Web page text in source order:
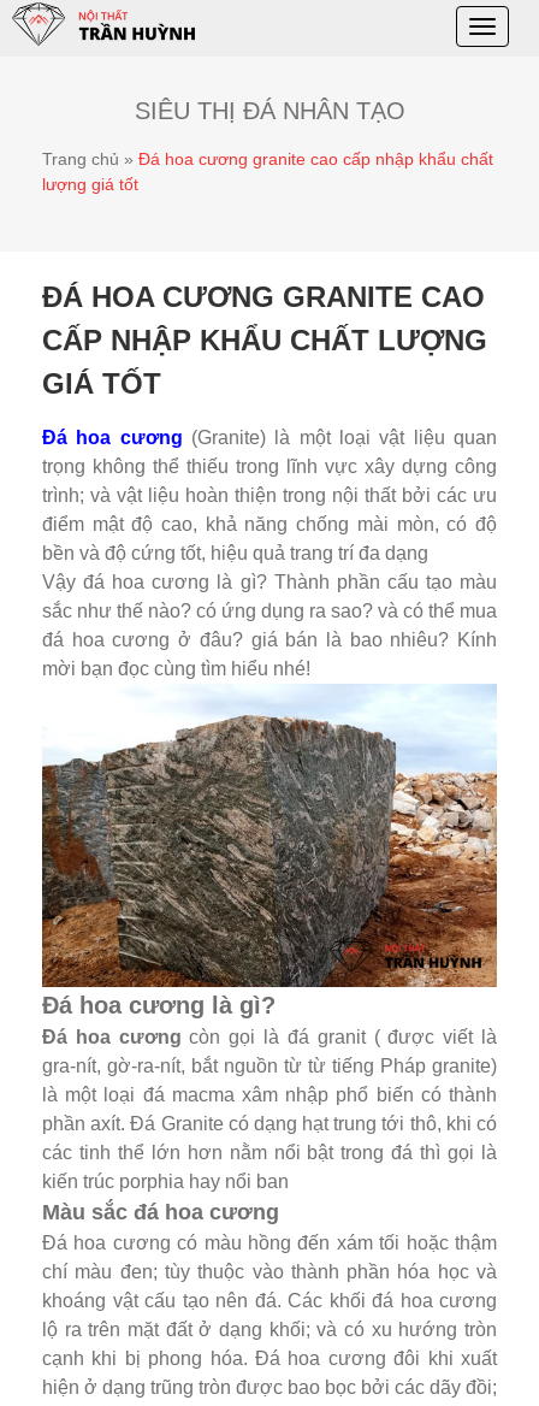
Toggle
SIÊU THỊ ĐÁ NHÂN TẠO
Trang chủ » Đá hoa cương granite cao cấp nhập khẩu chất
lượng giá tốt
ĐÁ HOA CƯƠNG GRANITE CAO
CẤP NHẬP KHẨU CHẤT LƯỢNG
GIÁ TỐT
Đá hoa cương (Granite) là một loại vật liệu quan
trọng không thể thiếu trong lĩnh vực xây dựng công
trình; và vật liệu hoàn thiện trong nội thất bởi các ưu
điểm mật độ cao, khả năng chống mài mòn, có độ
bền và độ cứng tốt, hiệu quả trang trí đa dạng
Vậy đá hoa cương là gì? Thành phần cấu tạo màu
sắc như thế nào? có ứng dụng ra sao? và có thể mua
đá hoa cương ở đâu? giá bán là bao nhiêu? Kính
mời bạn đọc cùng tìm hiểu nhé!
Đá hoa cương là gì?
Đá hoa cương còn gọi là đá granit ( được viết là
gra-nít, gờ-ra-nít, bắt nguồn từ từ tiếng Pháp granite)
là một loại đá macma xâm nhập phổ biến có thành
phần axít. Đá Granite có dạng hạt trung tới thô, khi có
các tinh thể lớn hơn nằm nổi bật trong đá thì gọi là
kiến trúc porphia hay nổi ban
Màu sắc đá hoa cương
Đá hoa cương có màu hồng đến xám tối hoặc thậm
chí màu đen; tùy thuộc vào thành phần hóa học và
khoáng vật cấu tạo nên đá. Các khối đá hoa cương
lộ ra trên mặt đất ở dạng khối; và có xu hướng tròn
cạnh khi bị phong hóa. Đá hoa cương đôi khi xuất
hiện ở dạng trũng tròn được bao bọc bởi các dãy đồi;